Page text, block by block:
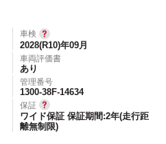
車検
2028(R10)年09月
車両評価書
あり
管理番号
1300-38F-14634
保証
ワイド保証 保証期間:2年(走行距
離無制限)